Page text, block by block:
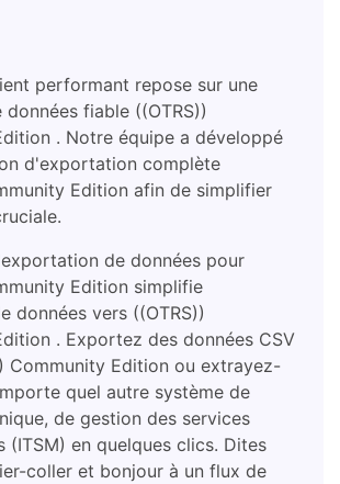
performant repose sur une
fiable ((OTRS))
. Notre équipe a développé
d'exportation complète
Edition afin de simplifier
de données pour
Edition simplifie
données vers ((OTRS))
. Exportez des données CSV
Community Edition ou extrayez-
quel autre système de
de gestion des services
(ITSM) en quelques clics. Dites
coller et bonjour à un flux de